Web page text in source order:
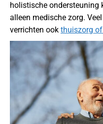
holistische ondersteuning
alleen medische zorg.
verrichten ook thuiszorg